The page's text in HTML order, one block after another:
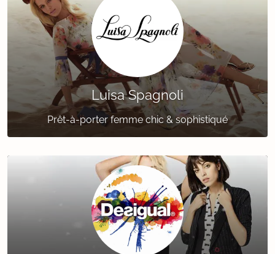
Luisa Spagnoli
Prêt-à-porter femme chic & sophistiqué